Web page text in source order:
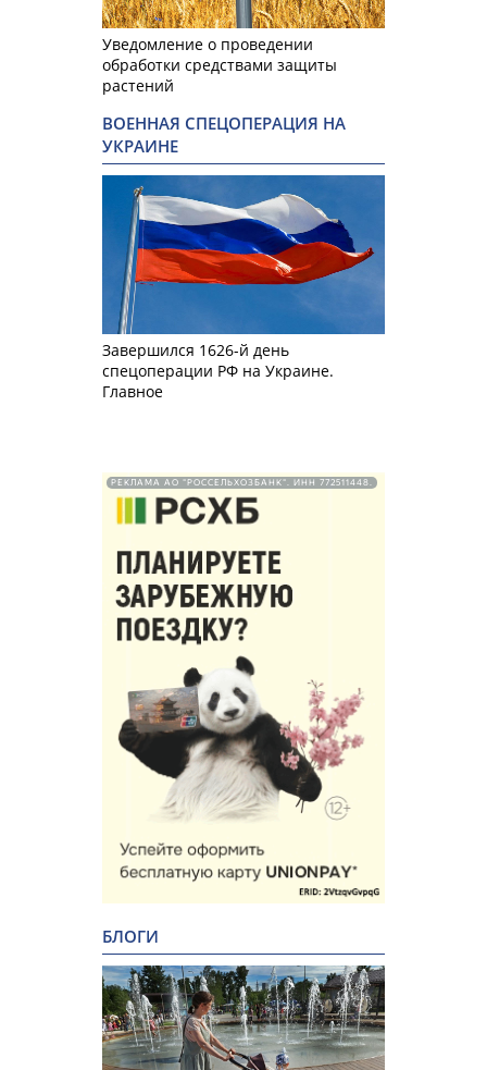
Уведомление о проведении
обработки средствами защиты
растений
ВОЕННАЯ СПЕЦОПЕРАЦИЯ НА
УКРАИНЕ
Завершился 1626-й день
спецоперации РФ на Украине.
Главное
РЕКЛАМА АО "РОССЕЛЬХОЗБАНК". ИНН 772511448.
БЛОГИ